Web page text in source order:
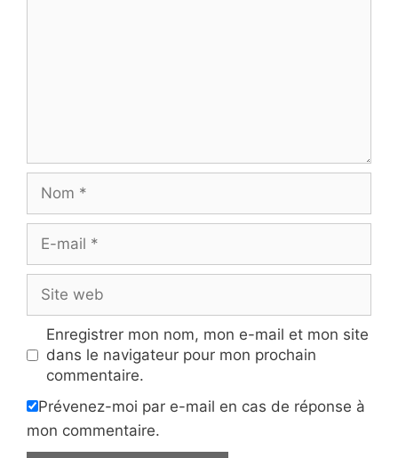
mail
web
Enregistrer mon nom, mon e-mail et mon site
dans le navigateur pour mon prochain
commentaire.
Prévenez-moi par e-mail en cas de réponse à
mon commentaire.